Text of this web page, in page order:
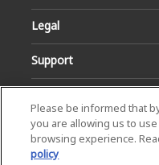
Legal
Support
Please be informed that
you are allowing us to
browsing experience.
policy